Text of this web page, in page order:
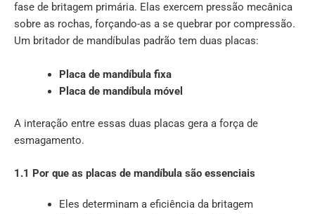
fase de britagem primária. Elas exercem pressão mecânica
sobre as rochas, forçando-as a se quebrar por compressão.
Um britador de mandíbulas padrão tem duas placas:
Placa de mandíbula fixa
Placa de mandíbula móvel
A interação entre essas duas placas gera a força de
esmagamento.
1.1 Por que as placas de mandíbula são essenciais
Eles determinam a eficiência da britagem